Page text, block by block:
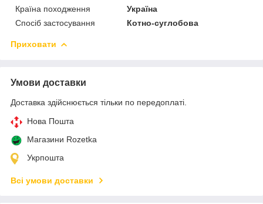
Країна походження
Україна
Спосіб застосування
Котно-суглобова
Приховати
Умови доставки
Доставка здійснюється тільки по передоплаті.
Нова Пошта
Магазини Rozetka
Укрпошта
Всі умови доставки